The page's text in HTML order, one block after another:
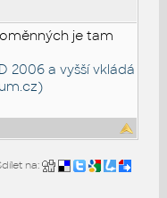
je tam
2006 a vyšší vkládá
na: